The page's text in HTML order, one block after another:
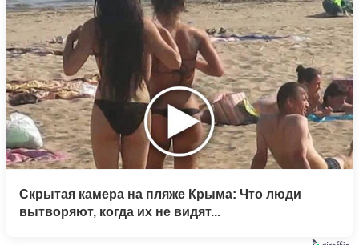
Скрытая камера на пляже Крыма: Что люди
вытворяют, когда их не видят...